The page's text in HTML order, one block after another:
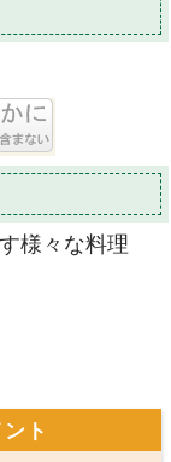
様々な料理
ト